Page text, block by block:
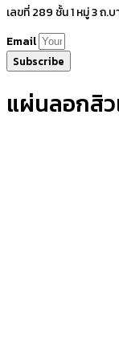
เลขที่ 289 ชั้น 1 หมู่ 3 ถ.
Email
Subscribe
แผ่นลอกสิว